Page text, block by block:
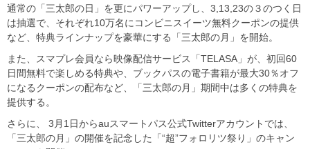
通常の「三太郎の日」を更にパワーアップし、3,13,23の３のつく日
は抽選で、それぞれ10万名にコンビニスイーツ無料クーポンの提供
など、特典ラインナップを豪華にする「三太郎の月」を開始。
また、スマプレ会員なら映像配信サービス「TELASA」が、初回60
日間無料で楽しめる特典や、ブックパスの電子書籍が最大30％オフ
になるクーポンの配布など、「三太郎の月」期間中は多くの特典を
提供する。
さらに、 3月1日からauスマートパス公式Twitterアカウントでは、
「三太郎の月」の開催を記念した「“超”フォロリツ祭り」のキャン